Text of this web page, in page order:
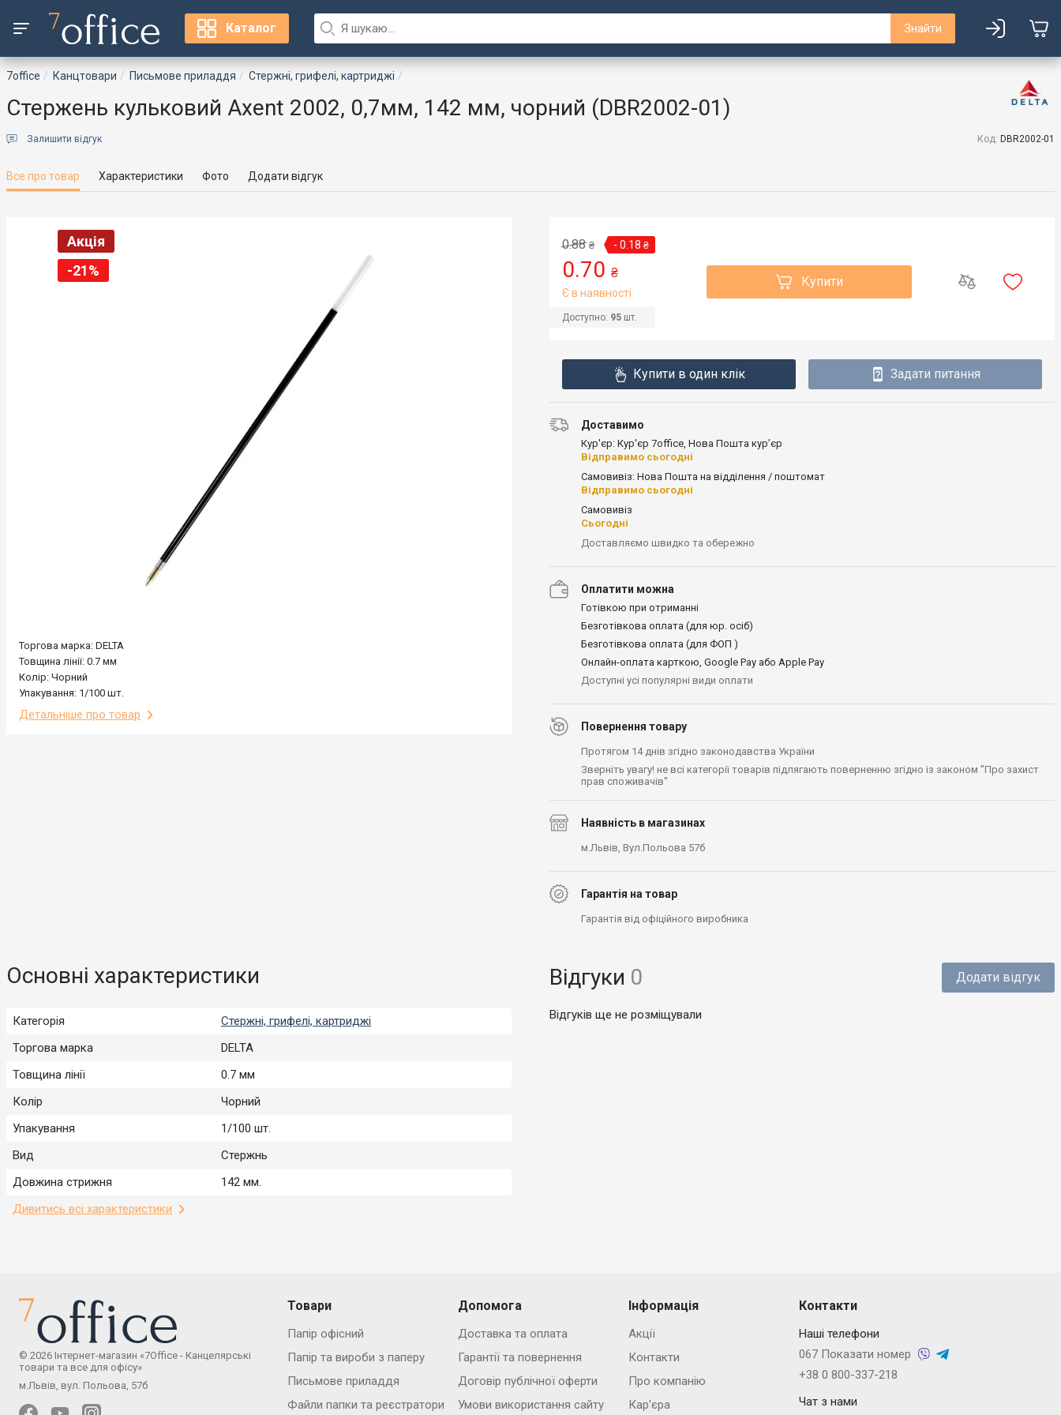
Каталог Знайти
7office Канцтовари Письмове приладдя Стержні, грифелі, картриджі
Стержень кульковий Axent 2002, 0,7мм, 142 мм, чорний (DBR2002-01)
Залишити відгук Код: DBR2002-01
Все про товар Характеристики Фото Додати відгук
Акція
-21%
Торгова марка: DELTA
Товщина лінії: 0.7 мм
Колір: Чорний
Упакування: 1/100 шт.
Детальніше про товар
0.88 ₴ - 0.18 ₴
0.70 ₴
Є в наявності
Доступно: 95 шт.
Купити
Купити в один клік Задати питання
Доставимо
Кур'єр: Кур'єр 7office, Нова Пошта кур’єр
Відправимо сьогодні
Самовивіз: Нова Пошта на відділення / поштомат
Відправимо сьогодні
Самовивіз
Сьогодні
Доставляємо швидко та обережно
Оплатити можна
Готівкою при отриманні
Безготівкова оплата (для юр. осіб)
Безготівкова оплата (для ФОП )
Онлайн-оплата карткою, Google Pay або Apple Pay
Доступні усі популярні види оплати
Повернення товару
Протягом 14 днів згідно законодавства України
Зверніть увагу! не всі категорії товарів підлягають поверненню згідно із законом "Про захист
прав споживачів"
Наявність в магазинах
м.Львів, Вул.Польова 57б
Гарантія на товар
Гарантія від офіційного виробника
Основні характеристики
Категорія
Стержні, грифелі, картриджі
Торгова марка
DELTA
Товщина лінії
0.7 мм
Колір
Чорний
Упакування
1/100 шт.
Вид
Стержнь
Довжина стрижня
142 мм.
Дивитись всі характеристики
Відгуки 0 Додати відгук
Відгуків ще не розміщували
Товари
Папір офісний
Папір та вироби з паперу
Письмове приладдя
Файли папки та реєстратори
Допомога
Доставка та оплата
Гарантії та повернення
Договір публічної оферти
Умови використання сайту
Інформація
Акції
Контакти
Про компанію
Кар'єра
Контакти
Наші телефони
067 Показати номер
+38 0 800-337-218
Чат з нами
© 2026 Інтернет-магазин «7Office - Канцелярські
товари та все для офісу»
м.Львів, вул. Польова, 57б